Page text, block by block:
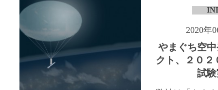
2020年
やまぐち空
クト、２０２
試